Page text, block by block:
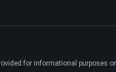
for informational purposes